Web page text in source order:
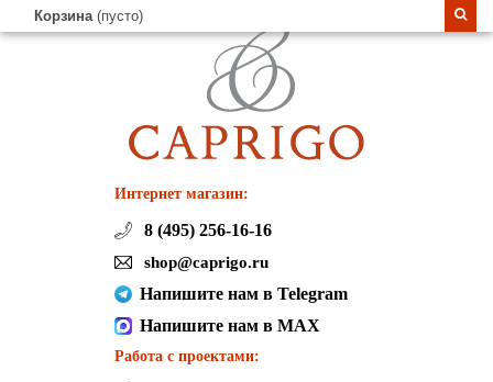
Корзина (пусто)
Интернет магазин:
8 (495) 256-16-16
shop@caprigo.ru
Напишите нам в Telegram
Напишите нам в MAX
Работа с проектами: